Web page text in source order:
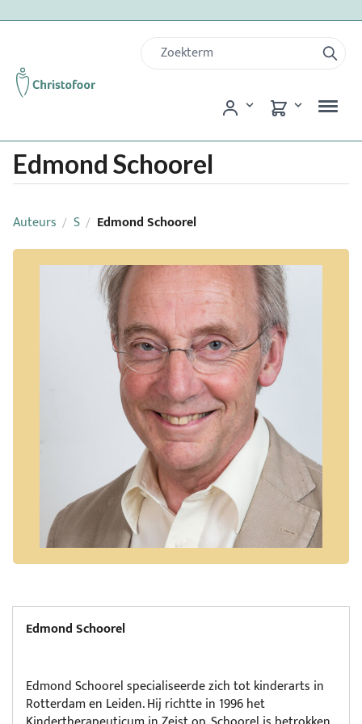
Edmond Schoorel
Auteurs / S / Edmond Schoorel
Edmond Schoorel
Edmond Schoorel specialiseerde zich tot kinderarts in
Rotterdam en Leiden. Hij richtte in 1996 het